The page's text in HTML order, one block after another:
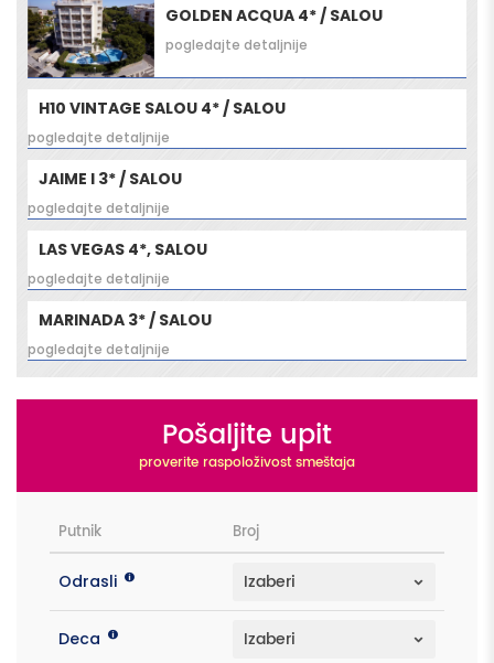
GOLDEN ACQUA 4* / SALOU
pogledajte detaljnije
H10 VINTAGE SALOU 4* / SALOU
pogledajte detaljnije
JAIME I 3* / SALOU
pogledajte detaljnije
LAS VEGAS 4*, SALOU
pogledajte detaljnije
MARINADA 3* / SALOU
pogledajte detaljnije
Pošaljite upit
proverite raspoloživost smeštaja
Putnik Broj
Odrasli
Deca